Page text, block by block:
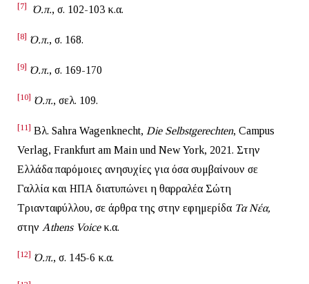
[7] Ό.π., σ. 102-103 κ.α.
[8] Ό.π., σ. 168.
[9] Ό.π., σ. 169-170
[10] Ό.π., σελ. 109.
[11] Βλ. Sahra Wagenknecht, Die Selbstgerechten, Campus
Verlag, Frankfurt am Main und New York, 2021. Στην
Ελλάδα παρόμοιες ανησυχίες για όσα συμβαίνουν σε
Γαλλία και ΗΠΑ διατυπώνει η θαρραλέα Σώτη
Τριανταφύλλου, σε άρθρα της στην εφημερίδα Τα Νέα,
στην Athens Voiceκ.α.
[12] Ό.π., σ. 145-6 κ.α.